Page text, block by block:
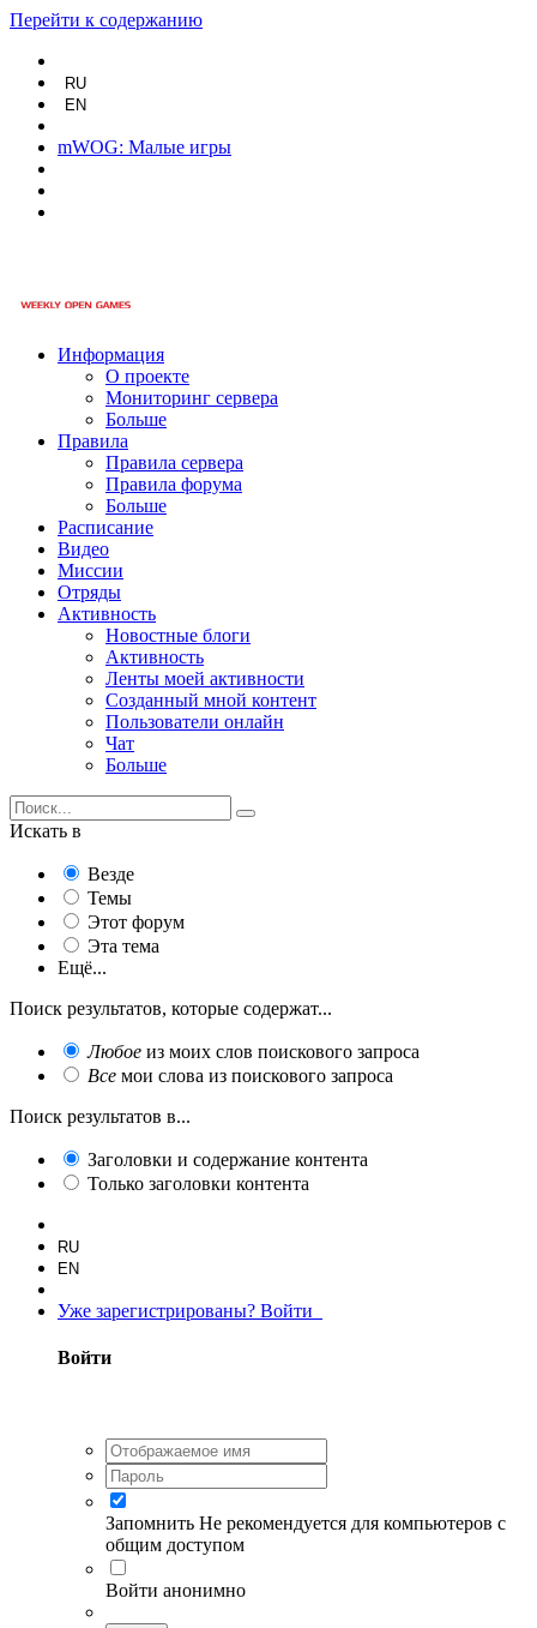
Перейти к содержанию
RU
EN
mWOG: Малые игры
Информация
О проекте
Мониторинг сервера
Больше
Правила
Правила сервера
Правила форума
Больше
Расписание
Видео
Миссии
Отряды
Активность
Новостные блоги
Активность
Ленты моей активности
Созданный мной контент
Пользователи онлайн
Чат
Больше
Искать в
Везде
Темы
Этот форум
Эта тема
Ещё...
Поиск результатов, которые содержат...
Любое из моих слов поискового запроса
Все мои слова из поискового запроса
Поиск результатов в...
Заголовки и содержание контента
Только заголовки контента
RU
EN
Уже зарегистрированы? Войти
Войти
Запомнить Не рекомендуется для компьютеров с
общим доступом
Войти анонимно